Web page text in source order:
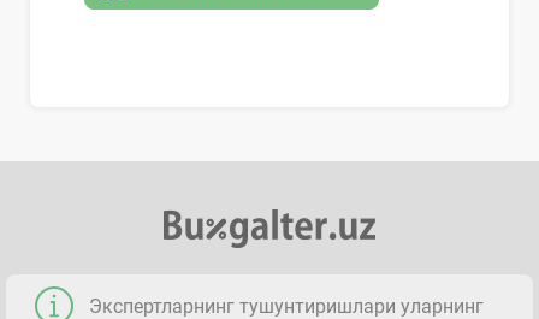
Экспертларнинг тушунтиришлари уларнинг